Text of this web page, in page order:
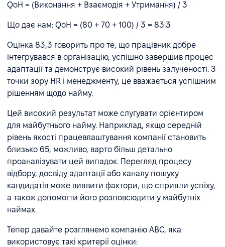
QoH = (Виконання + Взаємодія + Утримання) / 3
Що дає нам: QoH = (80 + 70 + 100) / 3 = 83.3
Оцінка 83,3 говорить про те, що працівник добре
інтегрувався в організацію, успішно завершив процес
адаптації та демонструє високий рівень залученості. З
точки зору HR і менеджменту, це вважається успішним
рішенням щодо найму.
Цей високий результат може слугувати орієнтиром
для майбутнього найму. Наприклад, якщо середній
рівень якості працевлаштування компанії становить
близько 65, можливо, варто більш детально
проаналізувати цей випадок. Перегляд процесу
відбору, досвіду адаптації або каналу пошуку
кандидатів може виявити фактори, що сприяли успіху,
а також допомогти його розповсюдити у майбутніх
наймах.
Тепер давайте розглянемо компанію ABC, яка
використовує такі критерії оцінки: